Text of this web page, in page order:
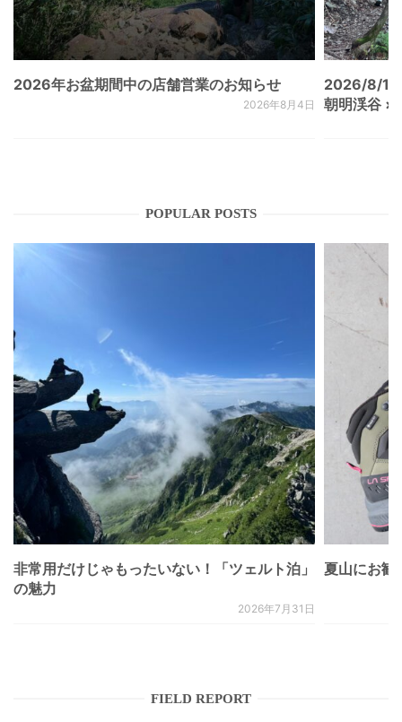
2026年お盆期間中の店舗営業のお知らせ
2026年8月4日
2026/8/
朝明渓谷 ×
POPULAR POSTS
非常用だけじゃもったいない！「ツェルト泊」
の魅力
2026年7月31日
夏山にお
FIELD REPORT